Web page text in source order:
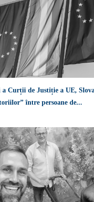
Curții de Justiție a UE,
între persoane de...